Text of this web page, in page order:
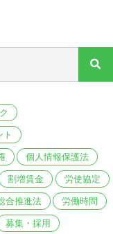
ト
個人情報保護法
割増賃金 労使協定
合推進法 労働時間
募集・採用